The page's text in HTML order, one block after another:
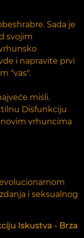
Sada je
svojim
i napravite prvi
"vas".
misli.
Disfunkciju
vrhuncima
i seksualnog
Iskustva - Brza